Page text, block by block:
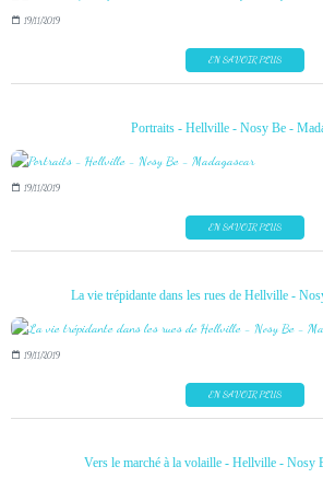
19/11/2019
EN SAVOIR PLUS
Portraits - Hellville - Nosy Be -
19/11/2019
EN SAVOIR PLUS
La vie trépidante dans les rues de Hellville -
19/11/2019
EN SAVOIR PLUS
Vers le marché à la volaille - Hellville - Nosy